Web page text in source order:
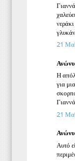
21
Η
για
21
Αυτό